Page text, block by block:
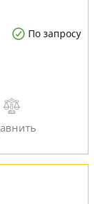
По запросу